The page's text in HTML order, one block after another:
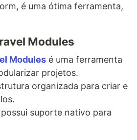
é uma ótima ferramenta,
Modules
Modules é uma ferramenta
projetos.
organizada para criar e
possui suporte nativo para